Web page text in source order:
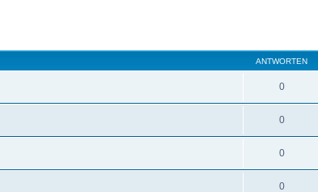
ANTWORTEN
0
0
0
0